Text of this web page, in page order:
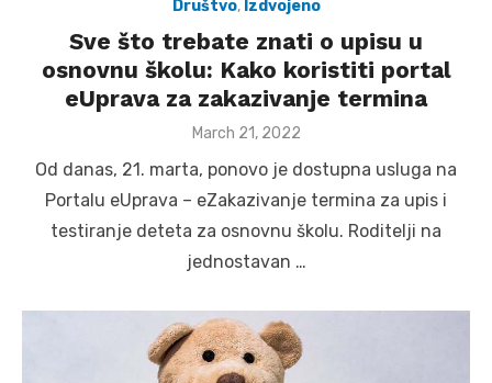
Društvo, Izdvojeno
Sve što trebate znati o upisu u
osnovnu školu: Kako koristiti portal
eUprava za zakazivanje termina
Posted
March 21, 2022
Od danas, 21. marta, ponovo je dostupna usluga na
Portalu eUprava – eZakazivanje termina za upis i
testiranje deteta za osnovnu školu. Roditelji na
jednostavan …